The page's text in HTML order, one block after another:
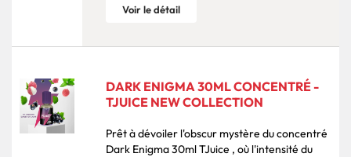
Voir le détail
DARK ENIGMA 30ML CONCENTRÉ -
TJUICE NEW COLLECTION
Prêt à dévoiler l'obscur mystère du concentré
Dark Enigma 30ml TJuice , où l'intensité du